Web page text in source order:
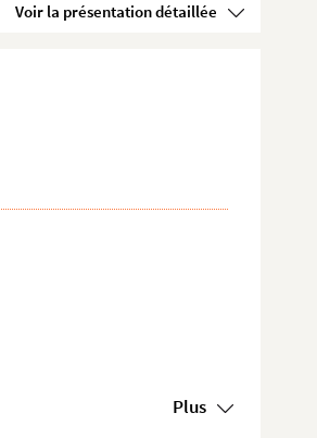
Voir la présentation détaillée
Plus